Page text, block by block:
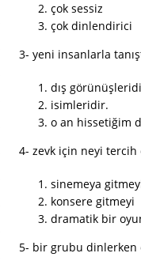
çok sessiz
çok dinlendirici
3- yeni insanlarla
dış
isimleridir.
o an hissetiğim
4- zevk için neyi tercih
sinemeya
konsere gitmeyi
dramatik bir
5- bir grubu dinlerken